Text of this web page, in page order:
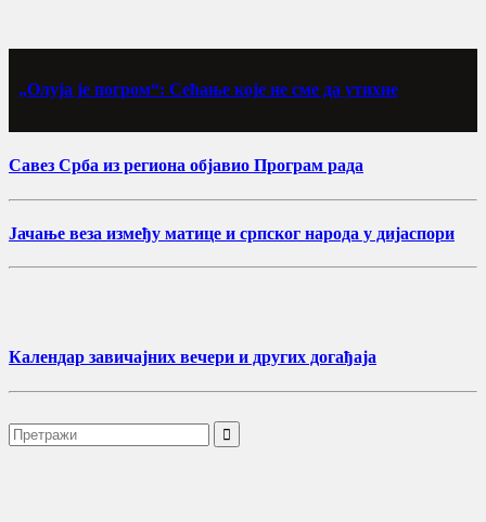
„Олуја је погром“: Сећање које не сме да утихне
Савез Срба из региона објавио Програм рада
Јачање веза између матице и српског народа у дијаспори
Календар завичајних вечери и других догађаја